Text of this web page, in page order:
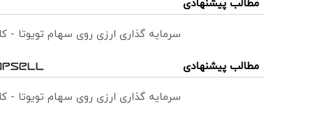
مطالب پیشنهادی
سرمایه گذاری ارزی روی سهام تویوتا -
مطالب پیشنهادی
سرمایه گذاری ارزی روی سهام تویوتا -